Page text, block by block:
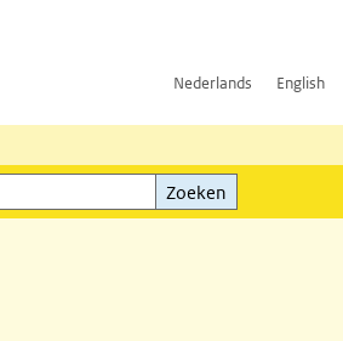
Nederlands English
Zoeken